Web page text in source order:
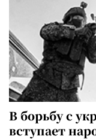
В борьбу с
вступает